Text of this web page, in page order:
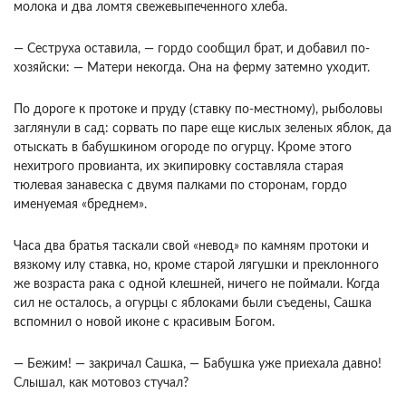
молока и два ломтя свежевыпеченного хлеба.
— Сеструха оставила, — гордо сообщил брат, и добавил по-
хозяйски: — Матери некогда. Она на ферму затемно уходит.
По дороге к протоке и пруду (ставку по-местному), рыболовы
заглянули в сад: сорвать по паре еще кислых зеленых яблок, да
отыскать в бабушкином огороде по огурцу. Кроме этого
нехитрого провианта, их экипировку составляла старая
тюлевая занавеска с двумя палками по сторонам, гордо
именуемая «бреднем».
Часа два братья таскали свой «невод» по камням протоки и
вязкому илу ставка, но, кроме старой лягушки и преклонного
же возраста рака с одной клешней, ничего не поймали. Когда
сил не осталось, а огурцы с яблоками были съедены, Сашка
вспомнил о новой иконе с красивым Богом.
— Бежим! — закричал Сашка, — Бабушка уже приехала давно!
Слышал, как мотовоз стучал?